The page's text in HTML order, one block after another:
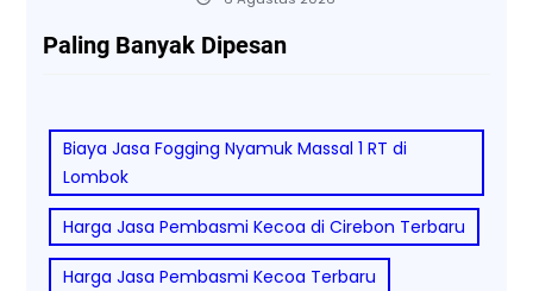
Paling Banyak Dipesan
Biaya Jasa Fogging Nyamuk Massal 1 RT di
Lombok
Harga Jasa Pembasmi Kecoa di Cirebon Terbaru
Harga Jasa Pembasmi Kecoa Terbaru